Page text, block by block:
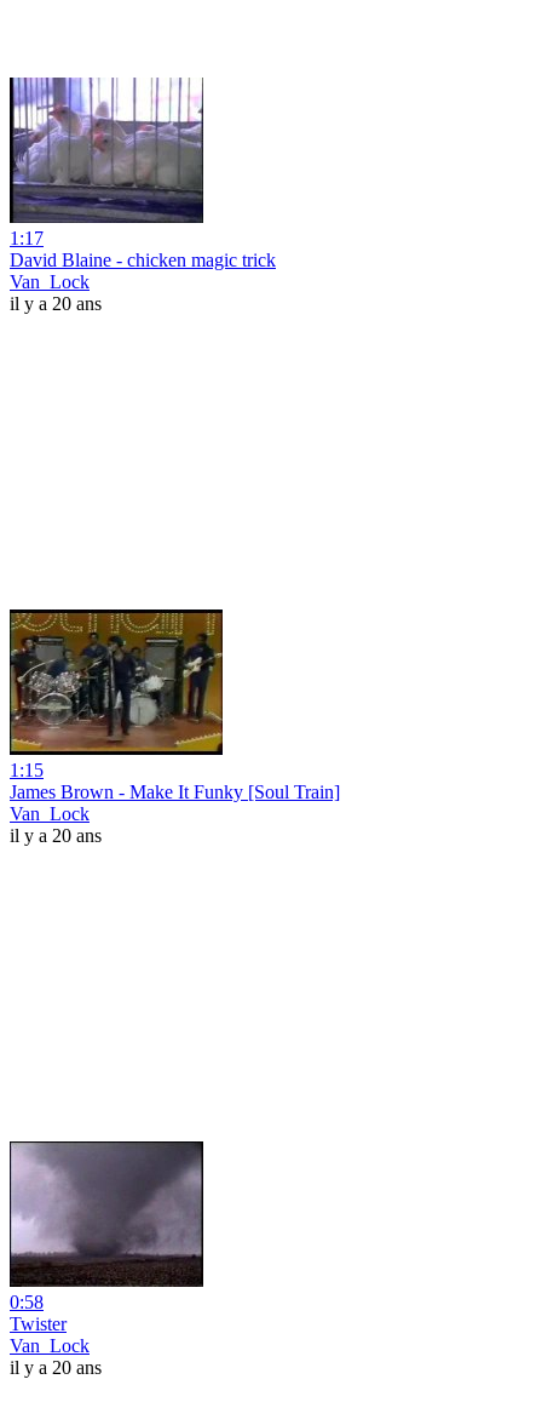
1:17
David Blaine - chicken magic trick
Van_Lock
il y a 20 ans
1:15
James Brown - Make It Funky [Soul Train]
Van_Lock
il y a 20 ans
0:58
Twister
Van_Lock
il y a 20 ans